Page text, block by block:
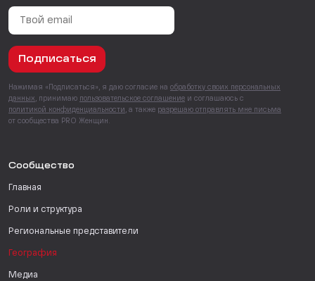
Подписаться
Нажимая «Подписаться», я даю согласие на обработку своих персональных
данных , принимаю пользовательское соглашение и соглашаюсь с
политикой конфиденциальности , а также разрешаю отправлять мне письма
от сообщества PRO Женщин.
Сообщество
Главная
Роли и структура
Региональные представители
География
Медиа